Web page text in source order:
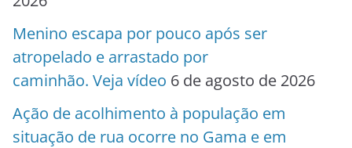
Menino escapa por pouco após ser
atropelado e arrastado por
caminhão. Veja vídeo 6 de agosto de 2026
Ação de acolhimento à população em
situação de rua ocorre no Gama e em